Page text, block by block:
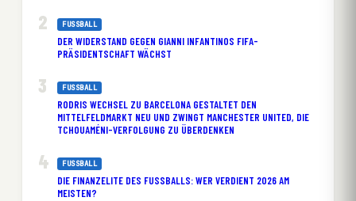
FUSSBALL
DER WIDERSTAND GEGEN GIANNI INFANTINOS FIFA-
PRÄSIDENTSCHAFT WÄCHST
FUSSBALL
RODRIS WECHSEL ZU BARCELONA GESTALTET DEN
MITTELFELDMARKT NEU UND ZWINGT MANCHESTER UNITED, DIE
TCHOUAMÉNI-VERFOLGUNG ZU ÜBERDENKEN
FUSSBALL
DIE FINANZELITE DES FUSSBALLS: WER VERDIENT 2026 AM M
EISTEN?